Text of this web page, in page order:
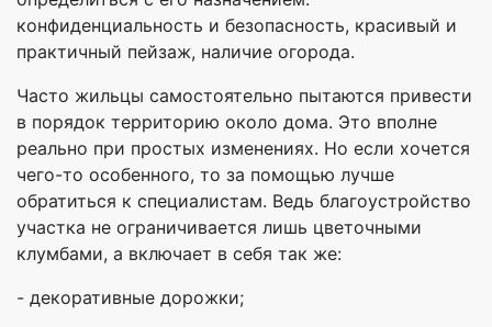
конфиденциальность и безопасность, красивый и
практичный пейзаж, наличие огорода.
Часто жильцы самостоятельно пытаются привести
в порядок территорию около дома. Это вполне
реально при простых изменениях. Но если хочется
чего-то особенного, то за помощью лучше
обратиться к специалистам. Ведь благоустройство
участка не ограничивается лишь цветочными
клумбами, а включает в себя так же:
- декоративные дорожки;